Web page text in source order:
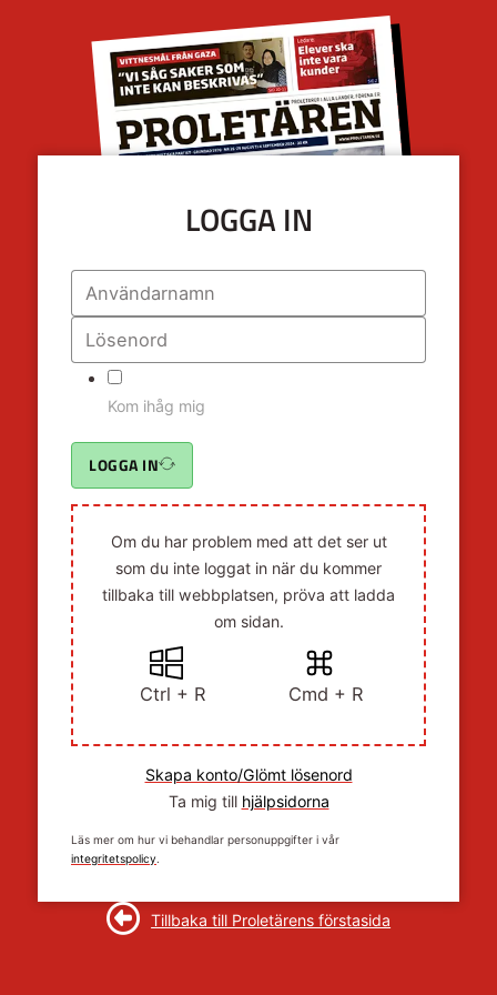
LOGGA IN
Kom ihåg mig
LOGGA IN
Om du har problem med att det ser ut
som du inte loggat in när du kommer
tillbaka till webbplatsen, pröva att ladda
om sidan.
Ctrl + R Cmd + R
Skapa konto/Glömt lösenord
Ta mig till hjälpsidorna
Läs mer om hur vi behandlar personuppgifter i vår
integritetspolicy.
Tillbaka till Proletärens förstasida